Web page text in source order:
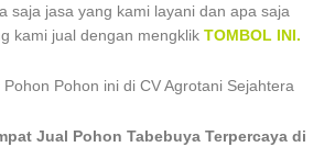
saja jasa yang kami layani dan apa saja
kami jual dengan mengklik TOMBOL INI.
Pohon ini di CV Agrotani Sejahtera
Jual Pohon Tabebuya Terpercaya di